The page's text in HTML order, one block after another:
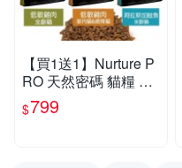
【買1送1】Nurture P
RO 天然密碼 貓糧 1.8
Kg 全齡貓 室內貓 絕
育貓 貓飼料『寵喵樂
$799